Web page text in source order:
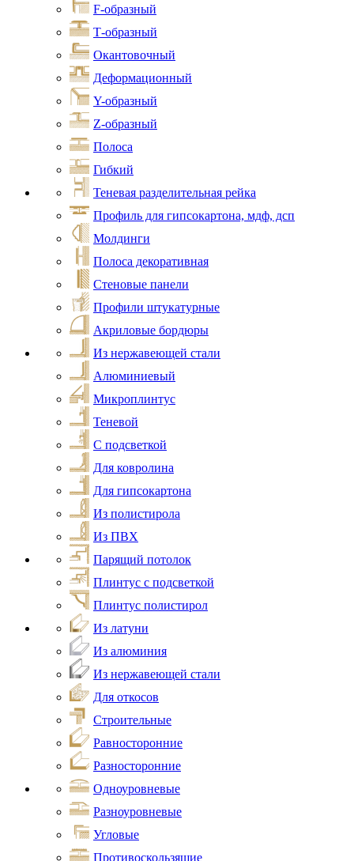
F-образный
Т-образный
Окантовочный
Деформационный
Y-образный
Z-образный
Полоса
Гибкий
Теневая разделительная рейка
Профиль для гипсокартона, мдф, дсп
Молдинги
Полоса декоративная
Стеновые панели
Профили штукатурные
Акриловые бордюры
Из нержавеющей стали
Алюминиевый
Микроплинтус
Теневой
С подсветкой
Для ковролина
Для гипсокартона
Из полистирола
Из ПВХ
Парящий потолок
Плинтус с подсветкой
Плинтус полистирол
Из латуни
Из алюминия
Из нержавеющей стали
Для откосов
Строительные
Равносторонние
Разносторонние
Одноуровневые
Разноуровневые
Угловые
Противоскользящие